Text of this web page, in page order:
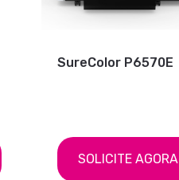
SureColor P6570E
SOLICITE AGORA